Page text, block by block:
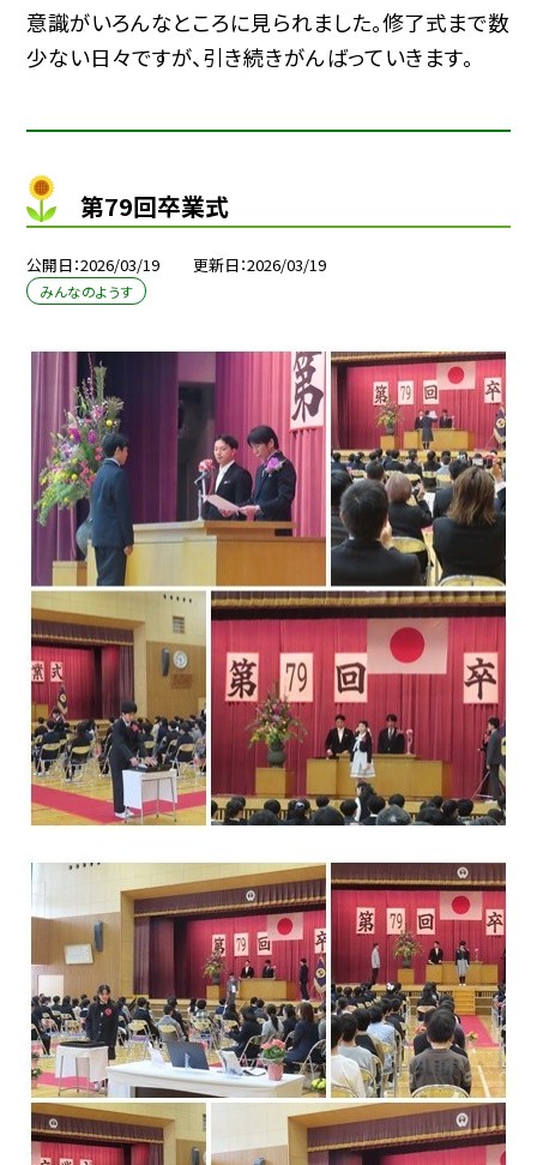
意識がいろんなところに見られました。修了式まで数
少ない日々ですが、引き続きがんばっていきます。
第79回卒業式
公開日 2026/03/19 更新日 2026/03/19
みんなのようす